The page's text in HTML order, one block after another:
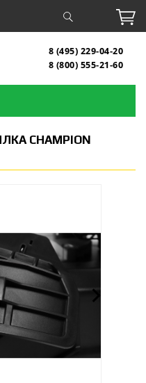
8 (495) 229-04-20
8 (800) 555-21-60
CHAMPION